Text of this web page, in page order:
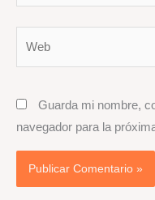
Guarda mi nombre,
navegador para la